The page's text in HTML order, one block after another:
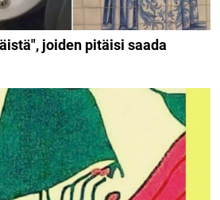
joiden pitäisi saada